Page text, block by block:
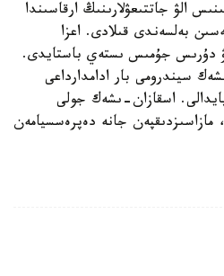
الۋ جاتتىعۋلارىنىڭ ارقاسىندا
بەلسەندى قىلادى. اعزا
دۇرىس جۇمىس ىستەي باستايدى.
سيندرومى بار ادامدارداعى
اسقازان-ىشەك جولى
جانە دەپرەسسيامەن